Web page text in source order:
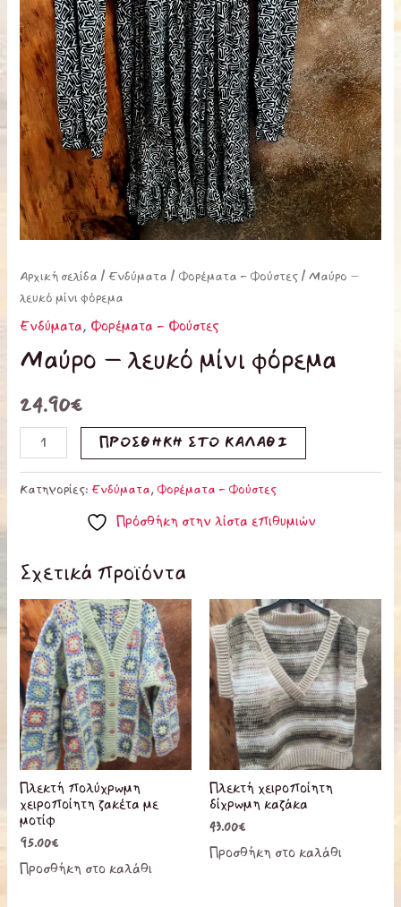
Αρχική σελίδα / Ενδύματα / Φορέματα - Φούστες/ Μαύρο –
λευκό μίνι φόρεμα
Ενδύματα, Φορέματα - Φούστες
Μαύρο – λευκό μίνι φόρεμα
24.90€
ΠΡΟΣΘΉΚΗ ΣΤΟ ΚΑΛΆΘΙ
Κατηγορίες:Ενδύματα,Φορέματα - Φούστες
Πρόσθήκη στην λίστα επιθυμιών
Σχετικά προϊόντα
Πλεκτή πολύχρωμη
χειροποίητη ζακέτα με
μοτίφ
95.00€
Προσθήκη στο καλάθι
Πλεκτή χειροποίητη
δίχρωμη καζάκα
43.00€
Προσθήκη στο καλάθι